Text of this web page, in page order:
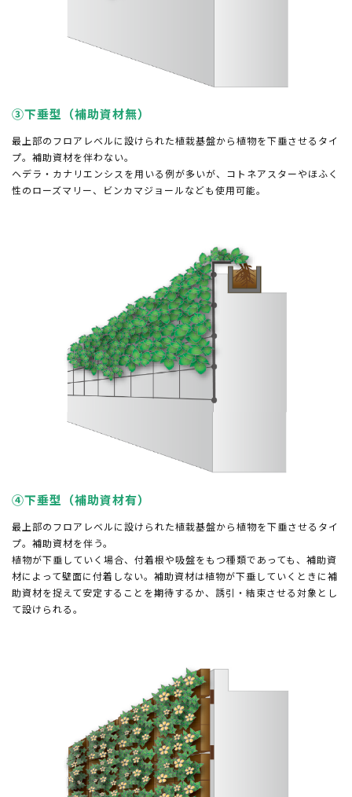
③下垂型（補助資材無）
最上部のフロアレベルに設けられた植栽基盤から植物を下垂させるタイ
プ。補助資材を伴わない。
ヘデラ・カナリエンシスを用いる例が多いが、コトネアスターやほふく
性のローズマリー、ビンカマジョールなども使用可能。
④下垂型（補助資材有）
最上部のフロアレベルに設けられた植栽基盤から植物を下垂させるタイ
プ。補助資材を伴う。
植物が下垂していく場合、付着根や吸盤をもつ種類であっても、補助資
材によって壁面に付着しない。補助資材は植物が下垂していくときに補
助資材を捉えて安定することを期待するか、誘引・結束させる対象とし
て設けられる。